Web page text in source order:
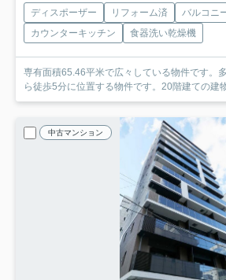
ディスポーザー リフォーム済 バルコニ
カウンターキッチン
食器洗い乾燥機
専有面積65.46平米で広々している物件です。
ら徒歩5分に位置する物件です。20階建ての建
中古マンション